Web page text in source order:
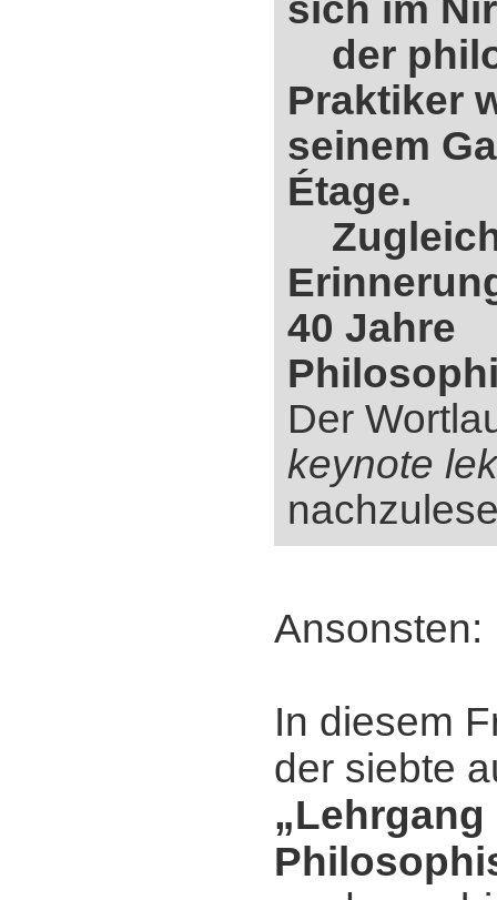
sich im
der
Praktiker
seinem
Étage.
40 Jahre
Der
keynote
Ansonsten:
In diesem
der siebte
„Lehrgang